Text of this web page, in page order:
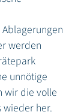
werden
unnötige
wir die volle
wieder her.